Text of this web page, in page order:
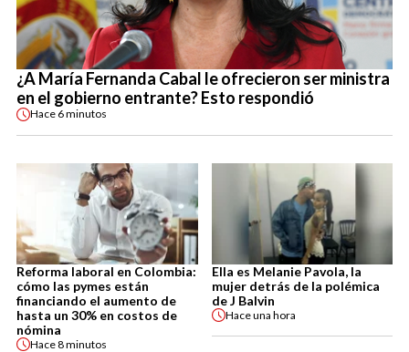
¿A María Fernanda Cabal le ofrecieron ser ministra
en el gobierno entrante? Esto respondió
Hace 6 minutos
Reforma laboral en Colombia:
cómo las pymes están
financiando el aumento de
hasta un 30% en costos de
nómina
Hace8 minutos
Ella es Melanie Pavola, la
mujer detrás de la polémica
de J Balvin
Haceuna hora